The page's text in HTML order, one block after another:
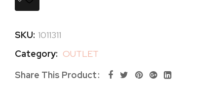
SKU: 1011311
Category: OUTLET
Share This Product